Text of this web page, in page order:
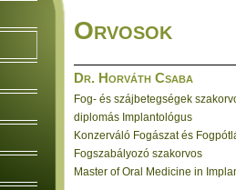
Orvosok
Dr. Horváth Csaba
Fog- és szájbetegségek
diplomás Implantológus
Konzerváló Fogászat és
Fogszabályozó szakorvos
Master of Oral Medicine in